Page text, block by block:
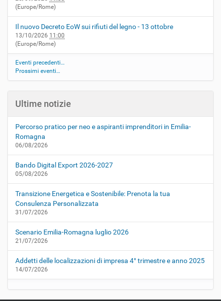
(Europe/Rome)
Il nuovo Decreto EoW sui rifiuti del legno - 13 ottobre
13/10/2026 11:00
(Europe/Rome)
Eventi precedenti…
Prossimi eventi…
Ultime notizie
Percorso pratico per neo e aspiranti imprenditori in Emilia-
Romagna
06/08/2026
Bando Digital Export 2026-2027
05/08/2026
Transizione Energetica e Sostenibile: Prenota la tua
Consulenza Personalizzata
31/07/2026
Scenario Emilia-Romagna luglio 2026
21/07/2026
Addetti delle localizzazioni di impresa 4° trimestre e anno 2025
14/07/2026